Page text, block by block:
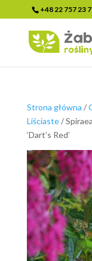
+48 22 757 23
Strona główna /
Liściaste/
‘Dart’s Red’